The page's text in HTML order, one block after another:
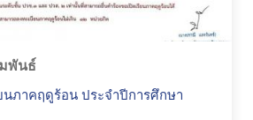
พันธ์
นภาคฤดูร้อน ประจำปีการศึกษา